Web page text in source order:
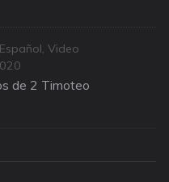
Español, Video
de 2 Timoteo